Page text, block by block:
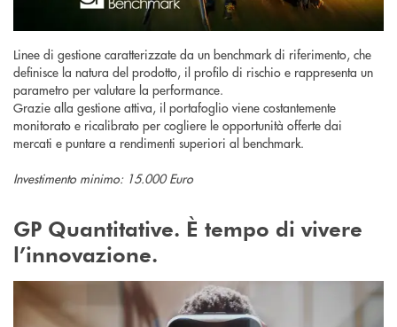
Linee di gestione caratterizzate da un benchmark di riferimento, che
definisce la natura del prodotto, il profilo di rischio e rappresenta un
parametro per valutare la performance.
Grazie alla gestione attiva, il portafoglio viene costantemente
monitorato e ricalibrato per cogliere le opportunità offerte dai
mercati e puntare a rendimenti superiori al benchmark.
Investimento minimo: 15.000 Euro
GP Quantitative. È tempo di vivere
l’innovazione.